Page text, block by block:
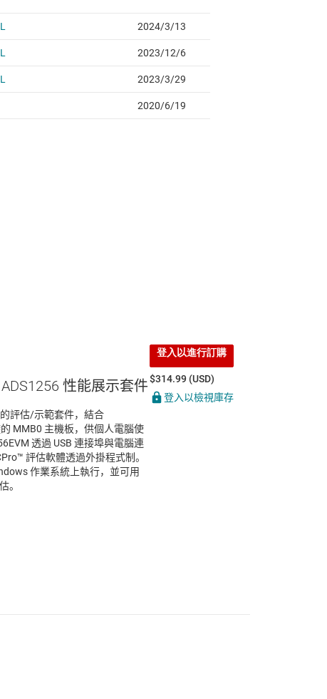
性能展示套件
評估/示範套件，結合
MMB0 主機板，供個人電腦使
透過 USB 連接埠與電腦連
評估軟體透過外掛程式制。
作業系統上執行，並可用
。
登入以進行訂購
$314.99 (USD)
登入以檢視庫存